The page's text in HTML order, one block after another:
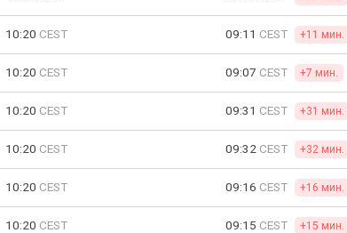
10:20 CEST 09:11 CEST +11 мин.
10:20 CEST 09:07 CEST +7 мин.
10:20 CEST 09:31 CEST +31 мин.
10:20 CEST 09:32 CEST +32 мин.
10:20 CEST 09:16 CEST +16 мин.
10:20 CEST 09:15 CEST +15 мин.